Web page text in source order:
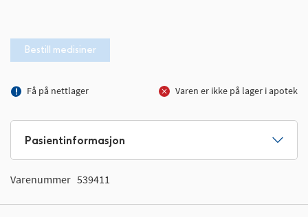
Bestill medisiner
Få på nettlager Varen er ikke på lager i apotek
Pasientinformasjon
Varenummer 539411